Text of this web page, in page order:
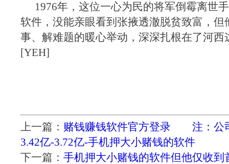
1976年，这位一心为民的将军倒霉离世
软件，没能亲眼看到张掖透澈脱贫致富，但
事、解难题的暖心举动，深深扎根在了河西
[YEH]
上一篇： 赌钱赚钱软件官方登录 注：公
3.42亿-3.72亿-手机押大小赌钱的软件
下一篇： 手机押大小赌钱的软件但他仅收到